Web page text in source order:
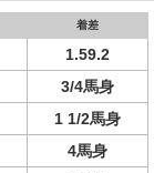
着差
1.59.2
3/4馬身
1 1/2馬身
4馬身